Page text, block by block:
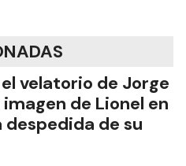
velatorio de Jorge
imagen de Lionel en
de su